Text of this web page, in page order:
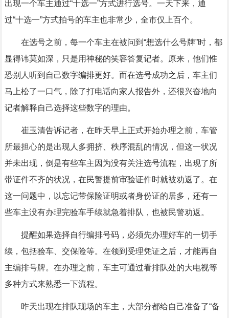
出现一个车主通过“十选一”方式进行选号。一天下来，通
过“十选一”方式拍号的车主也非常少，全市仅上百个。
在选号之前，每一个车主在被问到“想选什么号牌”时，都
显得讳莫如深，只是用神秘的笑容答复记者。原来，他们惟
恐别人听到自己数字编排更好。而在选号成功之后，车主们
马上松了一口气，除了打电话向家人报告外，还很兴奋地向
记者解释自己选择这些数字的理由。
崔玉清告诉记者，在昨天早上正式开始办理之前，车管
所最担心的是出现人多拥挤、秩序混乱的情况，但这一状况
并未出现，倒是有些车主因为没有关注选号流程，出现了所
带证件不齐的状况，在民警提前审验证件时就被劝返了。在
这一问题中，以忘记带保险证明或者身份证的居多，还有一
些车主没有办理完验车手续就急着排队，也被民警劝返。
提醒如果选择自行编排号码，必须先办理好车的一切手
续，包括验车、交保险等。在领到受理凭证之后，才能再自
主编排号牌。在办理之前，车主可通过看排队处的大电视等
多种方式来熟悉一下流程。
昨天出现在排队现场的车主，大部分都给自己准备了“备